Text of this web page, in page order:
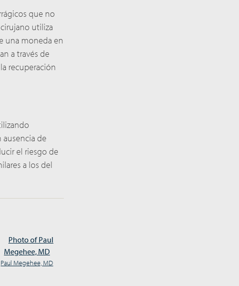
que no
utiliza
una moneda en
a través de
recuperación
de
el riesgo de
a los del
Paul Megehee, MD